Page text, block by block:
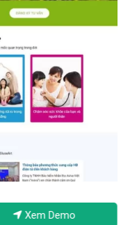
Xem Demo